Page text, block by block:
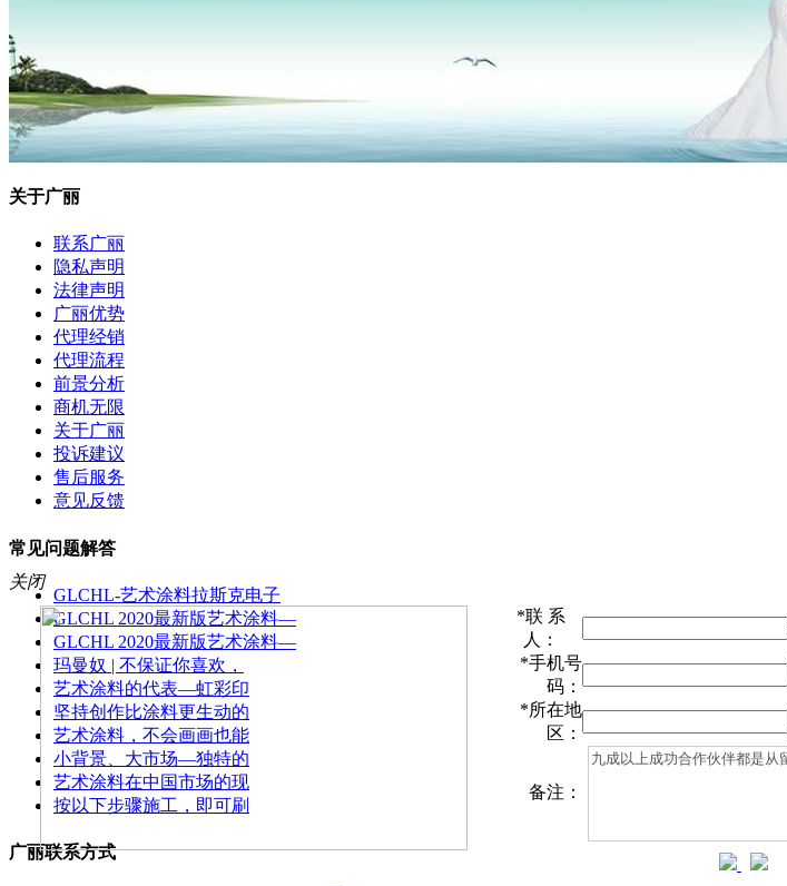
关于广丽
联系广丽
隐私声明
法律声明
广丽优势
代理经销
代理流程
前景分析
商机无限
关于广丽
投诉建议
售后服务
意见反馈
常见问题解答
GLCHL-艺术涂料拉斯克电子
GLCHL 2020最新版艺术涂料—
GLCHL 2020最新版艺术涂料—
玛曼奴 | 不保证你喜欢，
艺术涂料的代表—虹彩印
坚持创作比涂料更生动的
艺术涂料，不会画画也能
小背景、大市场—独特的
艺术涂料在中国市场的现
按以下步骤施工，即可刷
广丽联系方式
关闭
*联 系
人：
*手机号
码：
*所在地
区：
备注：